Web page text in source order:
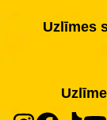
Uzlīmes